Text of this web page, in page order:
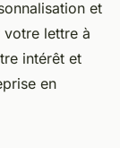
et
votre lettre à
intérêt et
en